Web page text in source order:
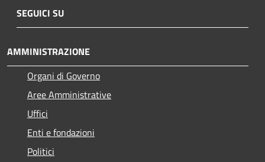
SEGUICI SU
AMMINISTRAZIONE
Organi di Governo
Aree Amministrative
Uffici
Enti e fondazioni
Politici